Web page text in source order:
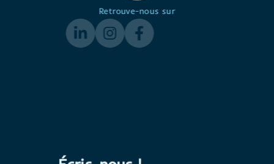
Retrouve-nous sur